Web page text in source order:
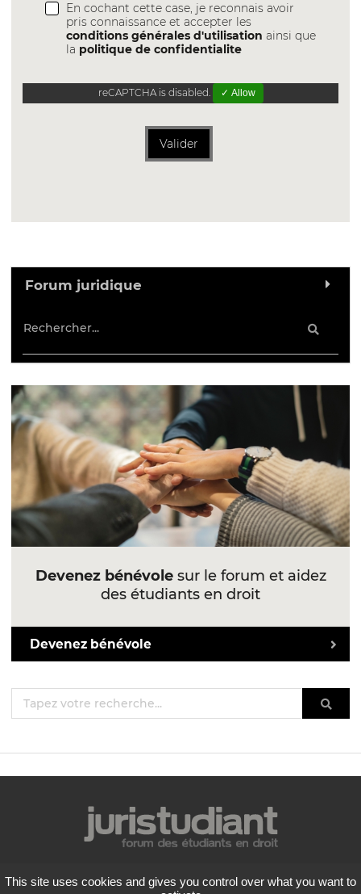
En cochant cette case, je reconnais avoir
pris connaissance et accepter les
conditions générales d'utilisation ainsi que
la politique de confidentialite
reCAPTCHA is disabled. ✓ Allow
Valider
Forum juridique
Devenez bénévolesur le forum et aidez
des étudiants en droit
Devenez bénévole
Mentions légales
This site uses cookies and gives you control over what you want to